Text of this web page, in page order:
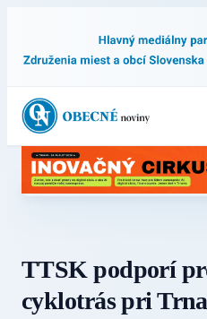
TTSK podporí
cyklotrás pri